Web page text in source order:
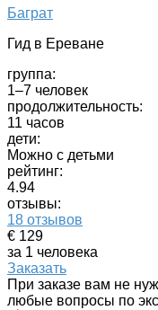
Баграт
Гид в Ереване
группа:
1–7 человек
продолжительность:
11 часов
дети:
Можно с детьми
рейтинг:
4.94
отзывы:
18 отзывов
€ 129
за 1 человека
Заказать
При заказе вам не
любые вопросы по